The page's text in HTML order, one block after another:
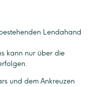
Lendahand
kann nur über die
und dem Ankreuzen